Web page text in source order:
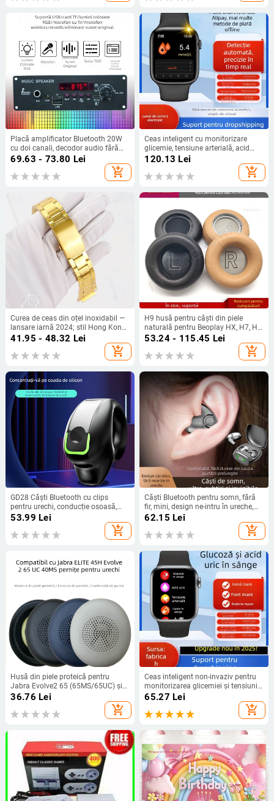
Placă amplificator Bluetooth 20W
cu doi canali, decodor audio fără
pierderi și placă principală pentru
69.63 - 73.80 Lei
add_shopping_cart
Ceas inteligent cu monitorizare
glicemie, tensiune arterială, acid
uric și ritm cardiac, plăți NFC
120.13 Lei
add_shopping_cart
Curea de ceas din oțel inoxidabil —
lansare iarnă 2024; stil Hong Kong,
literar-artistic, britanic retro, jazz;
41.95 - 48.32 Lei
add_shopping_cart
H9 husă pentru căști din piele
naturală pentru Beoplay HX, H7, H9
și H9i 3-a generație — instalare
ușoară și purtare confortabilă
53.24 - 115.45 Lei
add_shopping_cart
GD28 Căști Bluetooth cu clips
pentru urechi, conducție osoasă,
wireless, pentru sport, monaurale
53.99 Lei
add_shopping_cart
Căști Bluetooth pentru somn, fără
fir, mini, design ne-intru în ureche,
sunet stereo, Bluetooth 5.0, rază 10
m, IPX4, autonomie peste 8 ore.
62.15 Lei
add_shopping_cart
Husă din piele proteică pentru
Jabra Evolve2 65 (65MS/65UC) și
Evolve2 40 (40UC/40MS) – piele
proteică, moale și confortabilă;
compatibilă cu Elite 45h și seriile
36.76 Lei
add_shopping_cart
Ceas inteligent non-invaziv pentru
monitorizarea glicemiei și tensiunii
arteriale, cu monitorizare a ritmului
somnului
65.27 Lei
add_shopping_cart